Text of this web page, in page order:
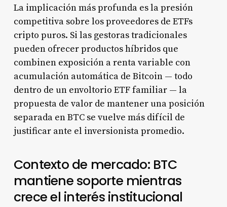
La implicación más profunda es la presión
competitiva sobre los proveedores de ETFs
cripto puros. Si las gestoras tradicionales
pueden ofrecer productos híbridos que
combinen exposición a renta variable con
acumulación automática de Bitcoin — todo
dentro de un envoltorio ETF familiar — la
propuesta de valor de mantener una posición
separada en BTC se vuelve más difícil de
justificar ante el inversionista promedio.
Contexto de mercado: BTC
mantiene soporte mientras
crece el interés institucional